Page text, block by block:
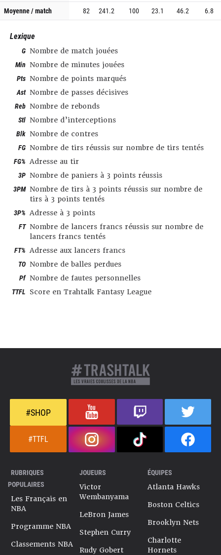
Moyenne / match 82 241.2 100 23.1 46.2 6.8
Lexique
G Nombre de match jouées
Min Nombre de minutes jouées
Pts Nombre de points marqués
Ast Nombre de passes décisives
Reb Nombre de rebonds
Stl Nombre d’interceptions
Blk Nombre de contres
FG Nombre de tirs réussis sur nombre de tirs tentés
FG% Adresse au tir
3P Nombre de paniers à 3 points réussis
3PM Nombre de tirs à 3 points réussis sur nombre de
tirs à 3 points tentés
3P% Adresse à 3 points
FT Nombre de lancers francs réussis sur nombre de
lancers francs tentés
FT% Adresse aux lancers francs
TO Nombre de balles perdues
Pf Nombre de fautes personnelles
TTFL Score en Trahtalk Fantasy League
#SHOP
#TTFL
RUBRIQUES
POPULAIRES
Les Français en
NBA
Programme NBA
Classements NBA
JOUEURS
Victor
Wembanyama
LeBron James
Stephen Curry
Rudy Gobert
ÉQUIPES
Atlanta Hawks
Boston Celtics
Brooklyn Nets
Charlotte
Hornets